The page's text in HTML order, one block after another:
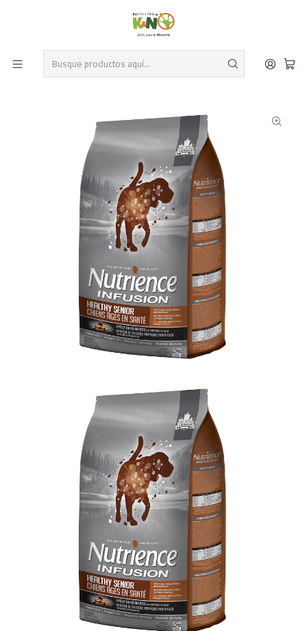
Despacho el mismo día y envío gratis por compras sobre $19.990
Leer más
Productos para Perros
Alimentos para Perros Nutrience infusion dog Senior 10 kg